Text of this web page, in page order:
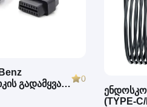
გადამყვანი
0
(TYPE-